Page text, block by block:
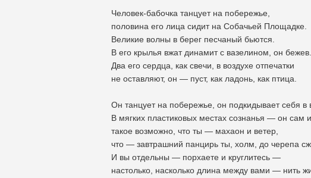
Человек-бабочка танцует на побережье,
половина его лица сидит на Собачьей Площадке.
Великие волны в берег песчаный бьются.
В его крылья вжат динамит с вазелином, он бежев.
Два его сердца, как свечи, в воздухе отпечатки
не оставляют, он — пуст, как ладонь, как птица.
Он танцует на побережье, он подкидывает себя в
В мягких пластиковых местах сознанья — он сам
такое возможно, что ты — махаон и ветер,
что — завтрашний панцирь ты, холм, до черепа
И вы отдельны — порхаете и круглитесь —
настолько, насколько длина между вами — нить